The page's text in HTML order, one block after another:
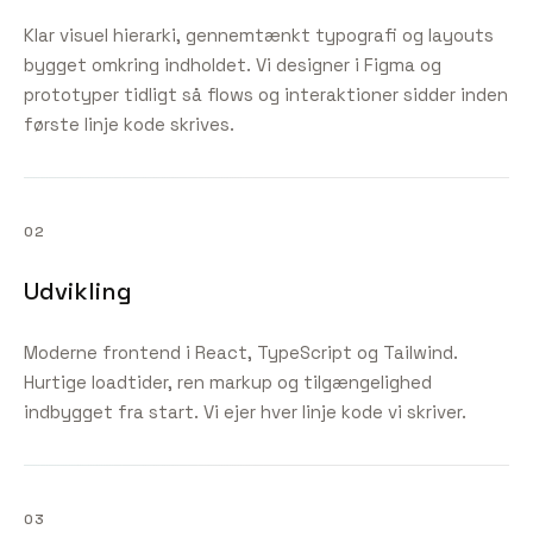
Klar visuel hierarki, gennemtænkt typografi og layouts
bygget omkring indholdet. Vi designer i Figma og
prototyper tidligt så flows og interaktioner sidder inden
første linje kode skrives.
02
Udvikling
Moderne frontend i React, TypeScript og Tailwind.
Hurtige loadtider, ren markup og tilgængelighed
indbygget fra start. Vi ejer hver linje kode vi skriver.
03